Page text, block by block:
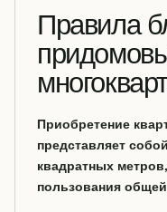
Правила
Приобретение
представляет
квадратных
пользования